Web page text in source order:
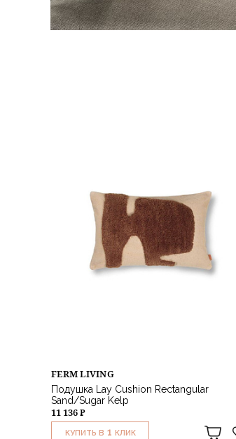
FERM LIVING
Подушка Lay Cushion Rectangular
Sand/Sugar Kelp
11 136 ₽
КУПИТЬ В 1 КЛИК